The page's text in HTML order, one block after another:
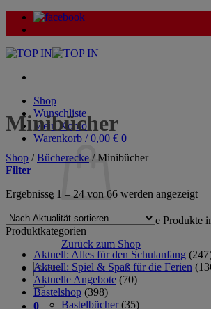
Zum
Inhalt
Shop
Wunschliste
Mein Konto
Warenkorb /0,00 € 0
Es befinden sich keine Produkte
Zurück zum Shop
Suche
nach:
0
Minibücher
Shop / Bücherecke /Minibücher
Filter
Ergebnisse 1 – 24 von 66 werden angezeigt
Produktkategorien
Aktuell: Alles für den Schulanfang
Aktuell: Spiel & Spaß für die Ferien
Aktuelle Angebote (70)
Bastelshop (398)
Bastelbücher (35)